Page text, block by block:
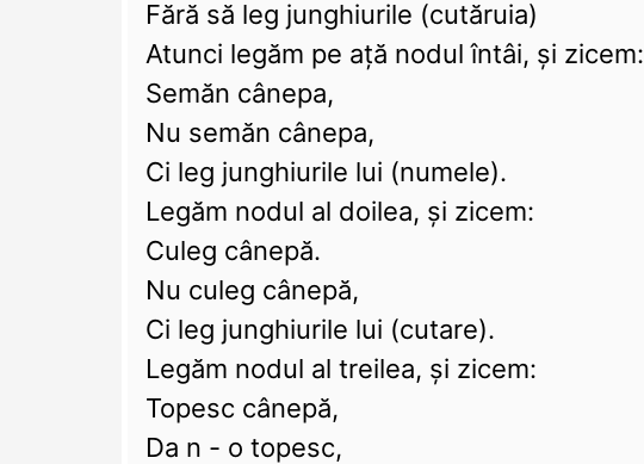
Fără să leg junghiurile (cutăruia)
Atunci legăm pe ață nodul întâi, și zicem:
Semăn cânepa,
Nu semăn cânepa,
Ci leg junghiurile lui (numele).
Legăm nodul al doilea, și zicem:
Culeg cânepă.
Nu culeg cânepă,
Ci leg junghiurile lui (cutare).
Legăm nodul al treilea, și zicem:
Topesc cânepă,
Da n - o topesc,